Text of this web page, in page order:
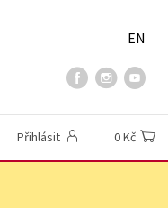
EN
Přihlásit 0 Kč